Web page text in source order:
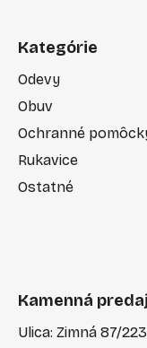
Kategórie
Odevy
Obuv
Ochranné
Rukavice
Ostatné
Kamenná
Ulica: Zimná 87/223